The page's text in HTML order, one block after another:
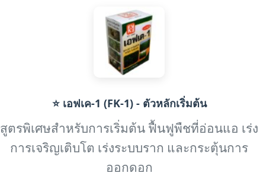
⭐ เอฟเค-1 (FK-1) - ตัวหลักเริ่มต้น
สูตรพิเศษสำหรับการเริ่มต้น ฟื้นฟูพืชที่อ่อนแอ เร่ง
การเจริญเติบโต เร่งระบบราก และกระตุ้นการ
ออกดอก